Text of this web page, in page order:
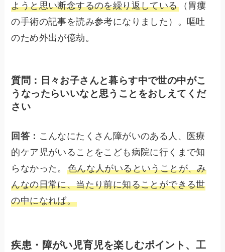
ようと思い断念するのを繰り返している（胃瘻
の手術の記事を読み参考になりました）。嘔吐
のため外出が億劫。
質問：日々お子さんと暮らす中で世の中がこ
うなったらいいなと思うことをおしえてくだ
さい
回答： こんなにたくさん障がいのある人、医療
的ケア児がいることをこども病院に行くまで知
らなかった。 色んな人がいるということが、み
んなの日常に、当たり前に知ることができる世
の中になれば。
疾患・障がい児育児を楽しむポイント、工